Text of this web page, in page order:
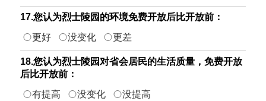
17.您认为烈士陵园的环境免费开放后比开放前：
更好
没变化 更差
18.您认为烈士陵园对省会居民的生活质量，免费开放
后比开放前：
有提高
没变化 没提高